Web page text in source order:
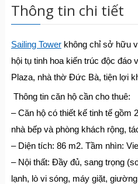
Thông tin chi tiết
Sailing Towerkhông chỉ sở hữu
hội tụ tinh hoa kiến trúc độc
Plaza, nhà thờ Đức Bà, tiện lợi
Thông tin căn hộ cần cho thuê:
– Căn hộ có thiết kế tinh tế gồm
nhà bếp và phòng khách rộng,
– Diện tích: 86 m2. Tầm nhìn:
– Nội thất: Đầy đủ, sang trọng
lạnh, lò vi sóng, máy giặt,